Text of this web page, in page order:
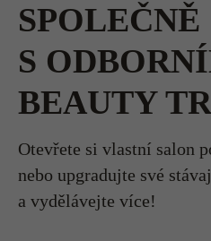
SPOLEČNĚ
S
BEAUTY
Otevřete si vlastní salon
nebo upgradujte své
a vydělávejte více!